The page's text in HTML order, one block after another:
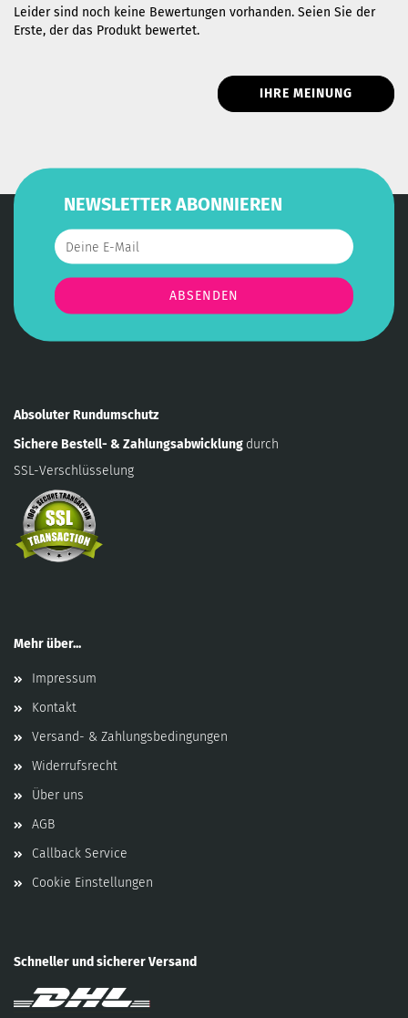
Leider sind noch keine Bewertungen vorhanden. Seien Sie der
Erste, der das Produkt bewertet.
IHRE MEINUNG
NEWSLETTER ABONNIEREN
Absoluter Rundumschutz
Sichere Bestell- & Zahlungsabwicklung durch
SSL-Verschlüsselung
Mehr über...
Impressum
Kontakt
Versand- & Zahlungsbedingungen
Widerrufsrecht
Über uns
AGB
Callback Service
Cookie Einstellungen
Schneller und sicherer Versand